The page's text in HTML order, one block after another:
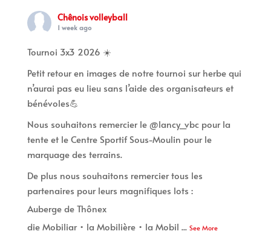
Chênois volleyball
1 week ago
Tournoi 3x3 2026 ☀️
Petit retour en images de notre tournoi sur herbe qui
n’aurai pas eu lieu sans l’aide des organisateurs et
bénévoles💪
Nous souhaitons remercier le @lancy_vbc pour la
tente et le Centre Sportif Sous-Moulin pour le
marquage des terrains.
De plus nous souhaitons remercier tous les
partenaires pour leurs magnifiques lots :
Auberge de Thônex
die Mobiliar • la Mobilière • la Mobil ... See More